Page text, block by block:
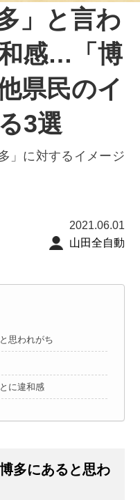
」と言わ
感…「博
県民のイ
3選
」に対するイメージ
2021.06.01
山田全自動
思われがち
に違和感
多にあると思わ